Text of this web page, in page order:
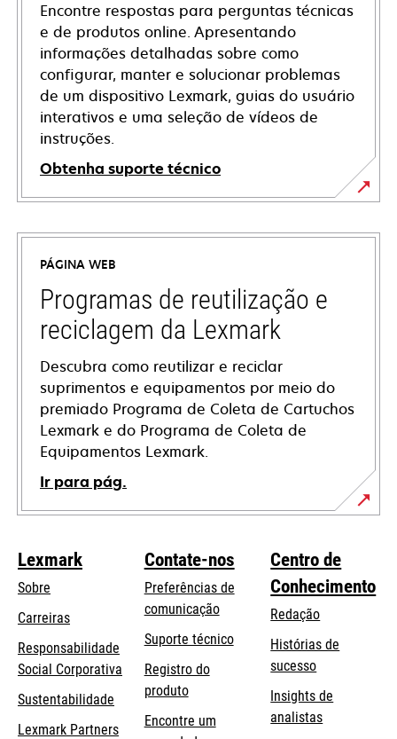
Encontre respostas para perguntas técnicas
e de produtos online. Apresentando
informações detalhadas sobre como
configurar, manter e solucionar problemas
de um dispositivo Lexmark, guias do usuário
interativos e uma seleção de vídeos de
instruções.
Obtenha suporte técnico
opens
in
new
tab
PÁGINA WEB
Programas de reutilização e
reciclagem da Lexmark
Descubra como reutilizar e reciclar
suprimentos e equipamentos por meio do
premiado Programa de Coleta de Cartuchos
Lexmark e do Programa de Coleta de
Equipamentos Lexmark.
Ir para pág.
Lexmark
Sobre
Carreiras
Responsabilidade
Social Corporativa opens
new
Sustentabilidade
Lexmark Partners
Contate-nos
Preferências de
comunicação
Suporte técnicoopens
Registro do
produto
Encontre um
Centro de
Conhecimento
Redação
Histórias de
sucesso
Insights de
analistas